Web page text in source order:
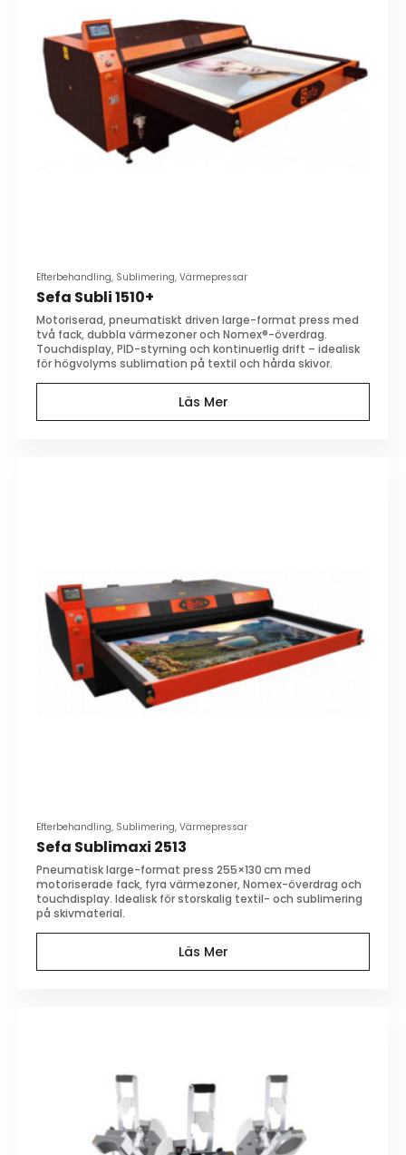
Efterbehandling, Sublimering, Värmepressar
Sefa Subli 1510+
Motoriserad, pneumatiskt driven large-format press med
två fack, dubbla värmezoner och Nomex®-överdrag.
Touchdisplay, PID-styrning och kontinuerlig drift – idealisk
för högvolyms sublimation på textil och hårda skivor.
Läs Mer
Efterbehandling, Sublimering, Värmepressar
Sefa Sublimaxi 2513
Pneumatisk large-format press 255×130 cm med
motoriserade fack, fyra värmezoner, Nomex-överdrag och
touchdisplay. Idealisk för storskalig textil- och sublimering
på skivmaterial.
Läs Mer